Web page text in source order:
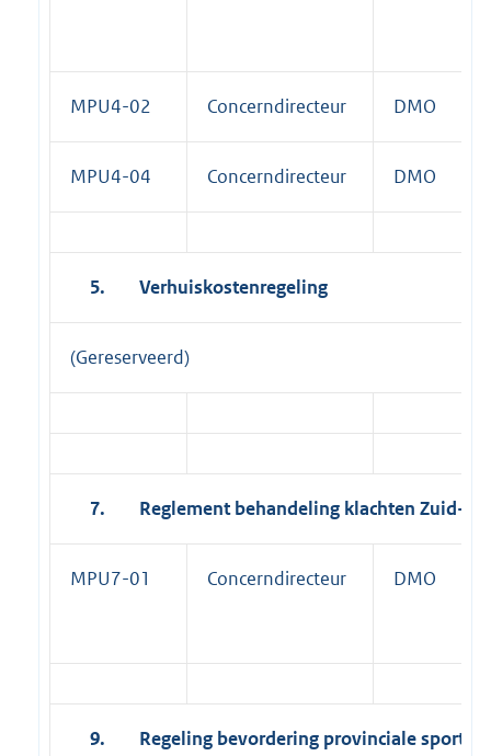
MPU4-02 Concerndirecteur DMO
MPU4-04 Concerndirecteur DMO
5. Verhuiskostenregeling
(Gereserveerd)
7. Reglement behandeling klachten Zuid-
MPU7-01 Concerndirecteur DMO
9. Regeling bevordering provinciale sport-